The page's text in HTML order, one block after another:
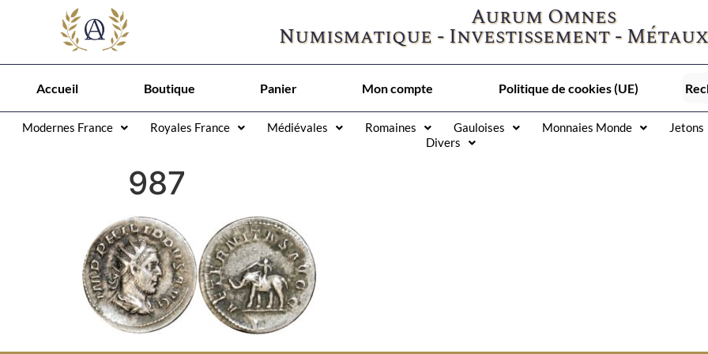
Aurum Omnes
Numismatique - Investissement -
Accueil Boutique Panier Mon compte Politique de cookies (UE)
Modernes France Royales France Médiévales Romaines Gauloises Monnaies Monde
Jetons
Divers
987